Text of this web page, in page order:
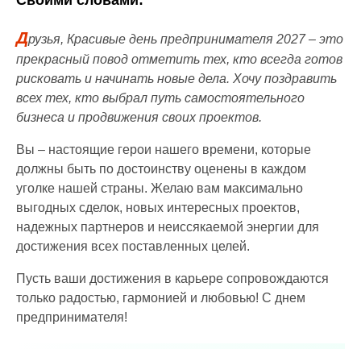
Друзья, Красивые день предпринимателя 2027 – это
прекрасный повод отметить тех, кто всегда готов
рисковать и начинать новые дела. Хочу поздравить
всех тех, кто выбрал путь самостоятельного
бизнеса и продвижения своих проектов.
Вы – настоящие герои нашего времени, которые
должны быть по достоинству оценены в каждом
уголке нашей страны. Желаю вам максимально
выгодных сделок, новых интересных проектов,
надежных партнеров и неиссякаемой энергии для
достижения всех поставленных целей.
Пусть ваши достижения в карьере сопровождаются
только радостью, гармонией и любовью! С днем
предпринимателя!